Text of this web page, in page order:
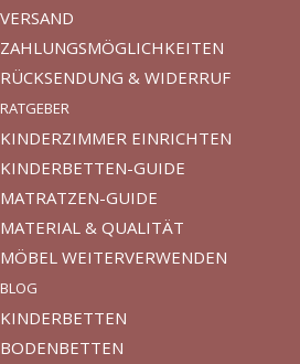
VERSAND
ZAHLUNGSMÖGLICHKEITEN
RÜCKSENDUNG & WIDERRUF
RATGEBER
KINDERZIMMER EINRICHTEN
KINDERBETTEN-GUIDE
MATRATZEN-GUIDE
MATERIAL & QUALITÄT
MÖBEL WEITERVERWENDEN
BLOG
KINDERBETTEN
BODENBETTEN